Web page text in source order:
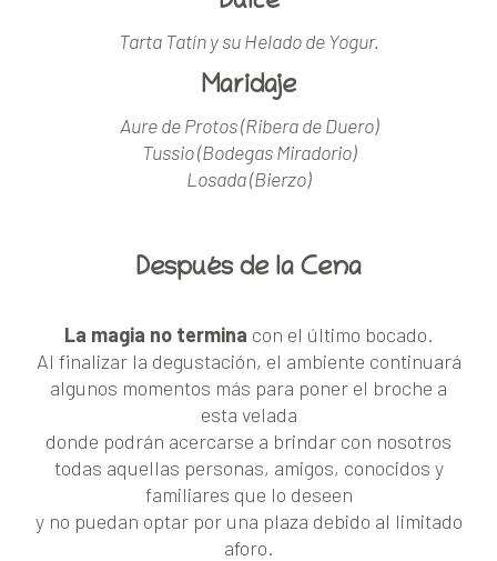
Tarta Tatín y su Helado de Yogur.
Maridaje
Aure de Protos (Ribera de Duero)
Tussio (Bodegas Miradorio)
Losada (Bierzo)
Después de la Cena
La magia no termina con el último bocado.
Al finalizar la degustación, el ambiente continuará
algunos momentos más para poner el broche a
esta velada
donde podrán acercarse a brindar con nosotros
todas aquellas personas, amigos, conocidos y
familiares que lo deseen
y no puedan optar por una plaza debido al limitado
aforo.